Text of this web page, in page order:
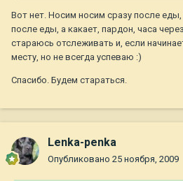
Вот нет. Носим носим сразу после еды,
после еды, а какает, пардон, часа
стараюсь отслеживать и, если
месту, но не всегда успеваю :)
Спасибо. Будем стараться.
Lenka-penka
Опубликовано 25 ноября, 2009